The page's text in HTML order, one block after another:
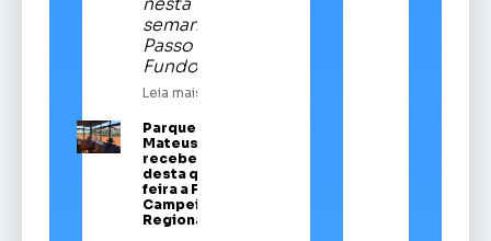
semana em
Passo
Fundo
Leia mais
Parque Vítor
Mateus Teixeira
recebe a partir
desta quinta-
feira a Festa
Campeira
Regional